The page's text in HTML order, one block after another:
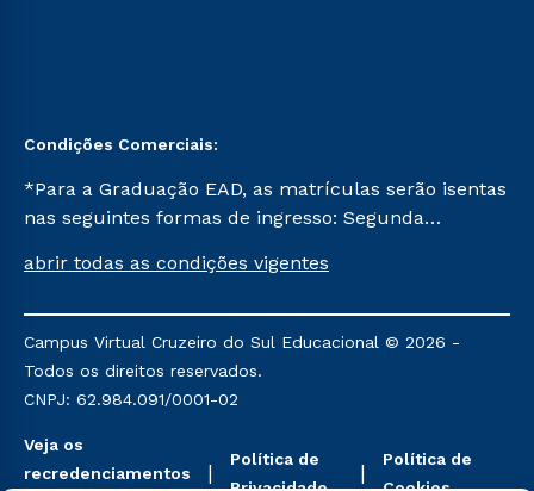
Condições Comerciais:
*Para a Graduação EAD, as matrículas serão isentas
nas seguintes formas de ingresso: Segunda
Já para as demais, a taxa de matrícula será de R$
mencionadas são referentes aos cursos: Ensino
Religioso, Geografia para a Docência e Metodologia
do Ensino de História: Questões Atuais.
abrir todas as condições vigentes
Campus Virtual Cruzeiro do Sul Educacional © 2026 -
Todos os direitos reservados.
CNPJ: 62.984.091/0001-02
Veja os
recredenciamentos
Política de
Política de